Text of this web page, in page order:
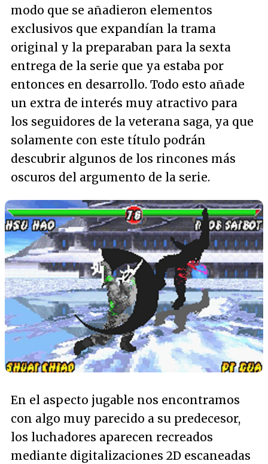
modo que se añadieron elementos
exclusivos que expandían la trama
original y la preparaban para la sexta
entrega de la serie que ya estaba por
entonces en desarrollo. Todo esto añade
un extra de interés muy atractivo para
los seguidores de la veterana saga, ya que
solamente con este título podrán
descubrir algunos de los rincones más
oscuros del argumento de la serie.
En el aspecto jugable nos encontramos
con algo muy parecido a su predecesor,
los luchadores aparecen recreados
mediante digitalizaciones 2D escaneadas